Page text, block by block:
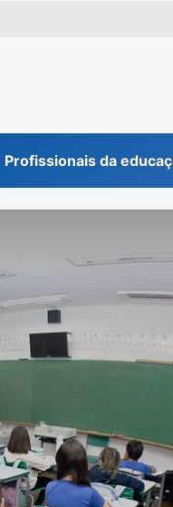
Profissionais da